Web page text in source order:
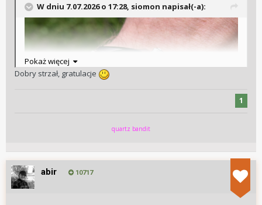
W dniu 7.07.2026 o 17:28, siomon napisał(-a):
Pokaż więcej
Dobry strzał, gratulacje
1
quartz bandit
abir 10717